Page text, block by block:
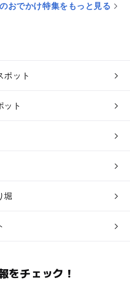
おでかけ特集をもっと見る
ポット
ット
堀
をチェック！